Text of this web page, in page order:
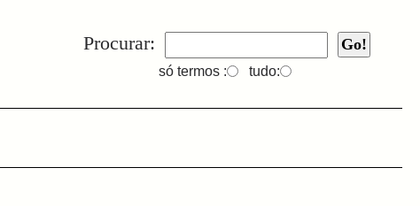
Procurar:
só termos : tudo: